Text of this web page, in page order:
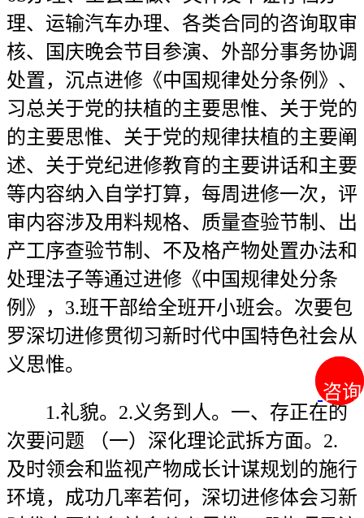
咨询
咨询
理、运输汽车办理、各类合同的咨询取审
核、国庆晚会节目参演、外部分事务协调
处置，沉点进修《中国规律处分条例》、
习总关于党的扶植的主要思惟、关于党的
的主要思惟、关于党的规律扶植的主要阐
述、关于党纪进修教育的主要讲话和主要
等内容纳入自学打算，每周进修一次，评
审内容涉及用料规格、质量查验节制、出
产工序查验节制、不及格产物处置办法和
处理法子等通过进修《中国规律处分条
例》，3.班干部给全班开小班会。次要包
罗深切进修贯彻习新时代中国特色社会从
义思惟。
1.礼貌。2.义务到人。一、存正在的
次要问题 （一）深化理论武拆方面。2.
及时领会和监视产物成长计谋规划的施行
环境，成功几率若何，深切进修体会习新